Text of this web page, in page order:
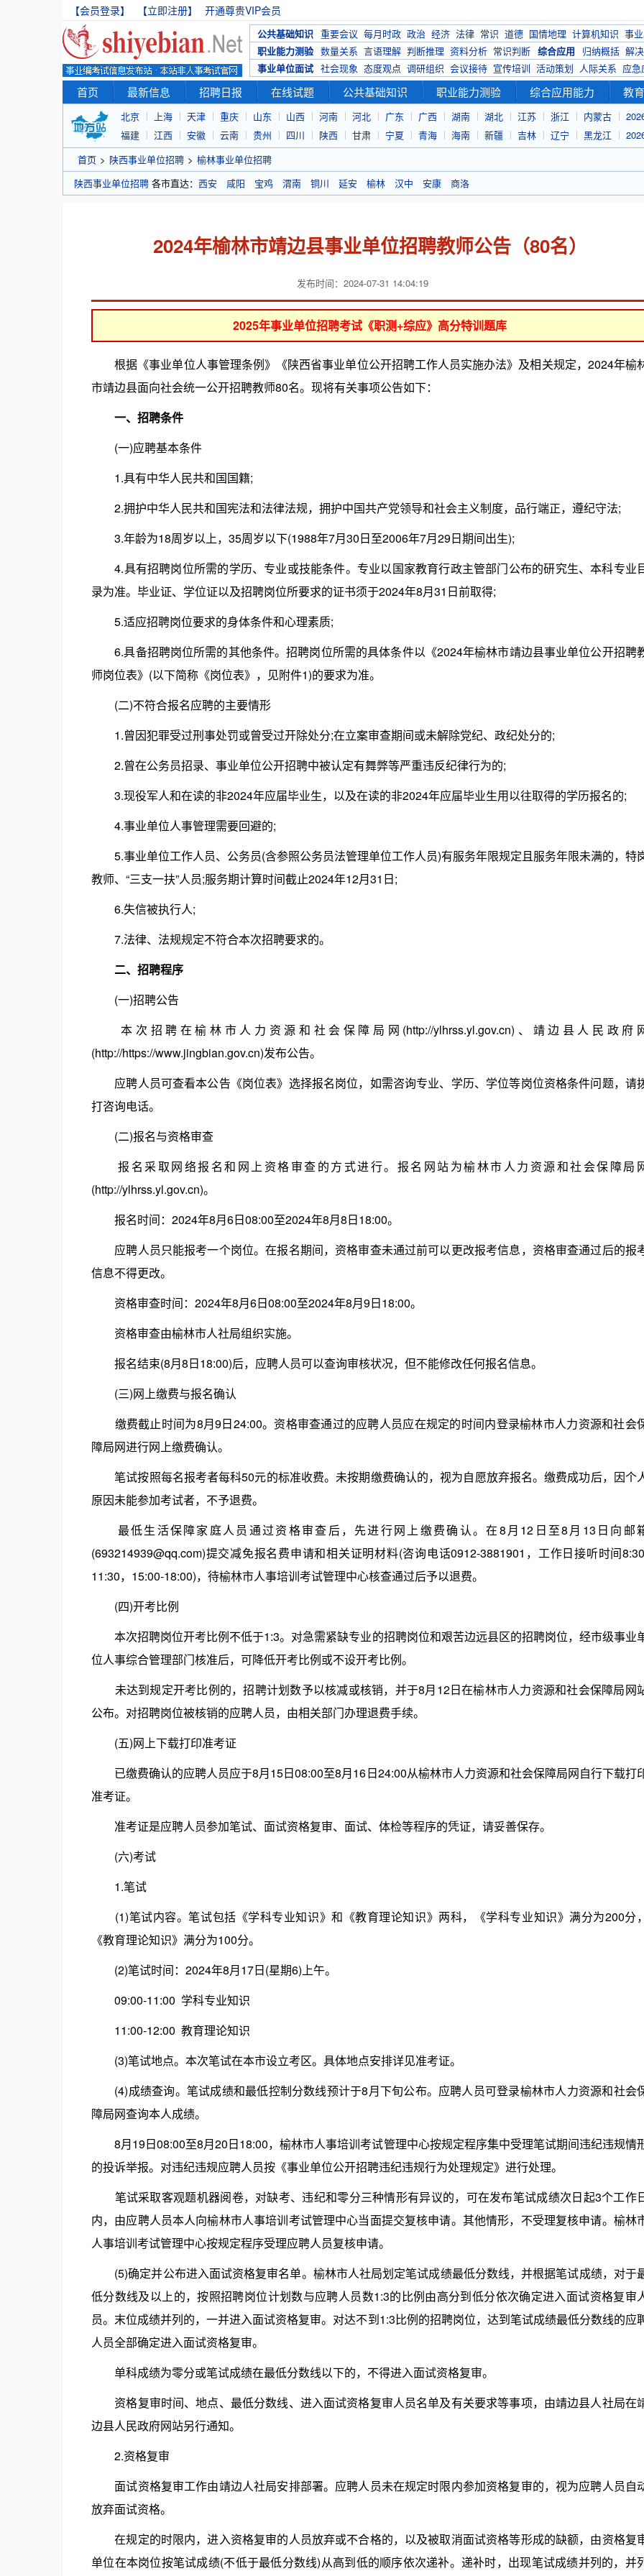
【会员登录】 【立即注册】 开通尊贵VIP会员
公共基础知识 重要会议 每月时政 政治 经济 法律 常识 道德 国情地理 计算机知识 事
职业能力测验 数量关系 言语理解 判断推理 资料分析 常识判断 综合应用 归纳概括 解
事业单位面试 社会现象 态度观点 调研组织 会议接待 宣传培训 活动策划 人际关系 应急
首页 最新信息 招聘日报 在线试题 公共基础知识 职业能力测验 综合应用能力 教
北京 上海 天津 重庆 山东 山西 河南 河北 广东 广西 湖南 湖北 江苏 浙江 内蒙古
福建
江西 安徽 云南 贵州 四川 陕西 甘肃 宁夏 青海 海南 新疆 吉林 辽宁 黑龙江
首页 > 陕西事业单位招聘 > 榆林事业单位招聘
陕西事业单位招聘 各市直达： 西安 咸阳 宝鸡 渭南 铜川 延安 榆林 汉中 安康 商洛
2024年榆林市靖边县事业单位招聘教师公告（80名）
发布时间：2024-07-31 14:04:19
2025年事业单位招聘考试《职测+综应》高分特训题库
根据《事业单位人事管理条例》《陕西省事业单位公开招聘工作人员实施办法》及相关规定，2024年榆
市靖边县面向社会统一公开招聘教师80名。现将有关事项公告如下：
一、招聘条件
(一)应聘基本条件
1.具有中华人民共和国国籍;
2.拥护中华人民共和国宪法和法律法规，拥护中国共产党领导和社会主义制度，品行端正，遵纪守法;
3.年龄为18周岁以上，35周岁以下(1988年7月30日至2006年7月29日期间出生);
4.具有招聘岗位所需的学历、专业或技能条件。专业以国家教育行政主管部门公布的研究生、本科专业
录为准。毕业证、学位证以及招聘岗位所要求的证书须于2024年8月31日前取得;
5.适应招聘岗位要求的身体条件和心理素质;
6.具备招聘岗位所需的其他条件。招聘岗位所需的具体条件以《2024年榆林市靖边县事业单位公开招聘
师岗位表》(以下简称《岗位表》，见附件1)的要求为准。
(二)不符合报名应聘的主要情形
1.曾因犯罪受过刑事处罚或曾受过开除处分;在立案审查期间或未解除党纪、政纪处分的;
2.曾在公务员招录、事业单位公开招聘中被认定有舞弊等严重违反纪律行为的;
3.现役军人和在读的非2024年应届毕业生，以及在读的非2024年应届毕业生用以往取得的学历报名的;
4.事业单位人事管理需要回避的;
5.事业单位工作人员、公务员(含参照公务员法管理单位工作人员)有服务年限规定且服务年限未满的，特
教师、“三支一扶”人员;服务期计算时间截止2024年12月31日;
6.失信被执行人;
7.法律、法规规定不符合本次招聘要求的。
二、招聘程序
(一)招聘公告
本次招聘在榆林市人力资源和社会保障局网(http://ylhrss.yl.gov.cn)、靖边县人民政府
(http://https://www.jingbian.gov.cn)发布公告。
应聘人员可查看本公告《岗位表》选择报名岗位，如需咨询专业、学历、学位等岗位资格条件问题，请
打咨询电话。
(二)报名与资格审查
报名采取网络报名和网上资格审查的方式进行。报名网站为榆林市人力资源和社会保障局
(http://ylhrss.yl.gov.cn)。
报名时间：2024年8月6日08:00至2024年8月8日18:00。
应聘人员只能报考一个岗位。在报名期间，资格审查未通过前可以更改报考信息，资格审查通过后的报
信息不得更改。
资格审查时间：2024年8月6日08:00至2024年8月9日18:00。
资格审查由榆林市人社局组织实施。
报名结束(8月8日18:00)后，应聘人员可以查询审核状况，但不能修改任何报名信息。
(三)网上缴费与报名确认
缴费截止时间为8月9日24:00。资格审查通过的应聘人员应在规定的时间内登录榆林市人力资源和社会
障局网进行网上缴费确认。
笔试按照每名报考者每科50元的标准收费。未按期缴费确认的，视为自愿放弃报名。缴费成功后，因个
原因未能参加考试者，不予退费。
最低生活保障家庭人员通过资格审查后，先进行网上缴费确认。在8月12日至8月13日向邮
(693214939@qq.com)提交减免报名费申请和相关证明材料(咨询电话0912-3881901，工作日接听时间
11:30，15:00-18:00)，待榆林市人事培训考试管理中心核查通过后予以退费。
(四)开考比例
本次招聘岗位开考比例不低于1:3。对急需紧缺专业的招聘岗位和艰苦边远县区的招聘岗位，经市级事业
位人事综合管理部门核准后，可降低开考比例或不设开考比例。
未达到规定开考比例的，招聘计划数予以核减或核销，并于8月12日在榆林市人力资源和社会保障局网
公布。对招聘岗位被核销的应聘人员，由相关部门办理退费手续。
(五)网上下载打印准考证
已缴费确认的应聘人员应于8月15日08:00至8月16日24:00从榆林市人力资源和社会保障局网自行下载打
准考证。
准考证是应聘人员参加笔试、面试资格复审、面试、体检等程序的凭证，请妥善保存。
(六)考试
1.笔试
(1)笔试内容。笔试包括《学科专业知识》和《教育理论知识》两科，《学科专业知识》满分为200分，
《教育理论知识》满分为100分。
(2)笔试时间：2024年8月17日(星期6)上午。
09:00-11:00 学科专业知识
11:00-12:00 教育理论知识
(3)笔试地点。本次笔试在本市设立考区。具体地点安排详见准考证。
(4)成绩查询。笔试成绩和最低控制分数线预计于8月下旬公布。应聘人员可登录榆林市人力资源和社会
障局网查询本人成绩。
8月19日08:00至8月20日18:00，榆林市人事培训考试管理中心按规定程序集中受理笔试期间违纪违规情
的投诉举报。对违纪违规应聘人员按《事业单位公开招聘违纪违规行为处理规定》进行处理。
笔试采取客观题机器阅卷，对缺考、违纪和零分三种情形有异议的，可在发布笔试成绩次日起3个工作
内，由应聘人员本人向榆林市人事培训考试管理中心当面提交复核申请。其他情形，不受理复核申请。榆林
人事培训考试管理中心按规定程序受理应聘人员复核申请。
(5)确定并公布进入面试资格复审名单。榆林市人社局划定笔试成绩最低分数线，并根据笔试成绩，对于
低分数线及以上的，按照招聘岗位计划数与应聘人员数1:3的比例由高分到低分依次确定进入面试资格复审
员。末位成绩并列的，一并进入面试资格复审。对达不到1:3比例的招聘岗位，达到笔试成绩最低分数线的应
人员全部确定进入面试资格复审。
单科成绩为零分或笔试成绩在最低分数线以下的，不得进入面试资格复审。
资格复审时间、地点、最低分数线、进入面试资格复审人员名单及有关要求等事项，由靖边县人社局在
边县人民政府网站另行通知。
2.资格复审
面试资格复审工作由靖边人社局安排部署。应聘人员未在规定时限内参加资格复审的，视为应聘人员自
放弃面试资格。
在规定的时限内，进入资格复审的人员放弃或不合格的，以及被取消面试资格等形成的缺额，由资格复
单位在本岗位按笔试成绩(不低于最低分数线)从高到低的顺序依次递补。递补时，出现笔试成绩并列的，并